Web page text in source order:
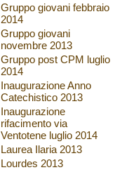
Gruppo giovani febbraio
2014
Gruppo giovani
novembre 2013
Gruppo post CPM luglio
2014
Inaugurazione Anno
Catechistico 2013
Inaugurazione
rifacimento via
Ventotene luglio 2014
Laurea Ilaria 2013
Lourdes 2013